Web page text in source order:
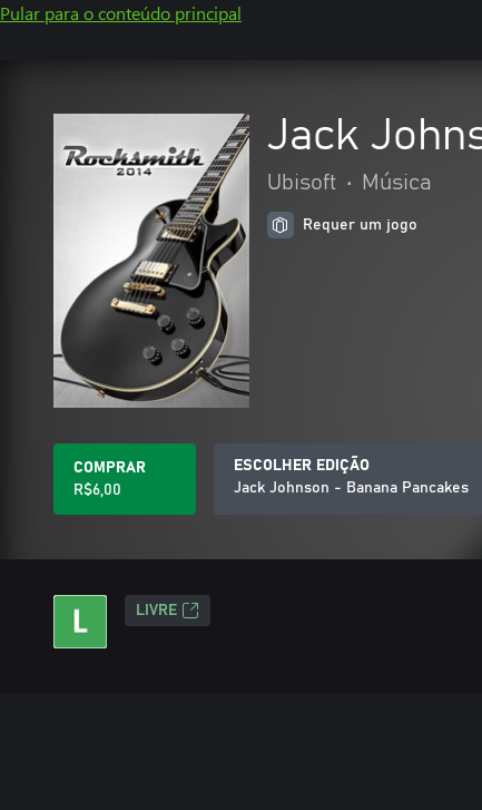
Pular para o conteúdo principal
Jack
Ubisoft • Música
Requer um jogo
COMPRAR
R$6,00
ESCOLHER EDIÇÃO
Jack Johnson - Banana Pancakes
LIVRE